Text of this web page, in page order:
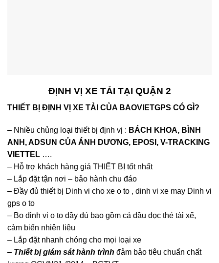
ĐỊNH VỊ XE TẢI TẠI QUẬN 2
THIẾT BỊ ĐỊNH VỊ XE TẢI CỦA BAOVIETGPS CÓ GÌ?
– Nhiều chủng loại thiết bị định vị : BÁCH KHOA, BÌNH
ANH, ADSUN CỦA ÁNH DƯƠNG, EPOSI, V-TRACKING
VIETTEL ….
– Hỗ trợ khách hàng giá THIẾT BỊ tốt nhất
– Lắp đặt tận nơi – bảo hành chu đáo
– Đầy đủ thiết bị Dinh vi cho xe o to , dinh vi xe may Dinh vi
gps o to
– Bo dinh vi o to đầy đủ bao gồm cả đầu đọc thẻ tài xế,
cảm biển nhiên liệu
– Lắp đặt nhanh chóng cho mọi loại xe
– Thiết bị giám sát hành trình đảm bảo tiêu chuẩn chất